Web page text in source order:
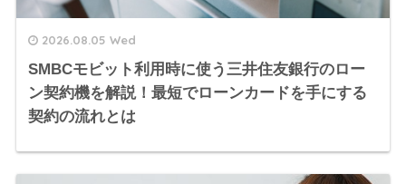
2026.08.05 Wed
SMBCモビット利用時に使う三井住友銀行のロー
ン契約機を解説！最短でローンカードを手にする
契約の流れとは